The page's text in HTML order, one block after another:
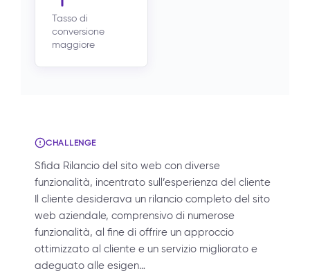
Tasso di
conversione
maggiore
CHALLENGE
Sfida Rilancio del sito web con diverse
funzionalità, incentrato sull’esperienza del cliente
Il cliente desiderava un rilancio completo del sito
web aziendale, comprensivo di numerose
funzionalità, al fine di offrire un approccio
ottimizzato al cliente e un servizio migliorato e
adeguato alle esigen…